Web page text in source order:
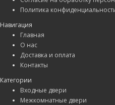
Политика
Навигация
Главная
О нас
Доставка и оплата
Контакты
Категории
Входные двери
Межкомнатные двери